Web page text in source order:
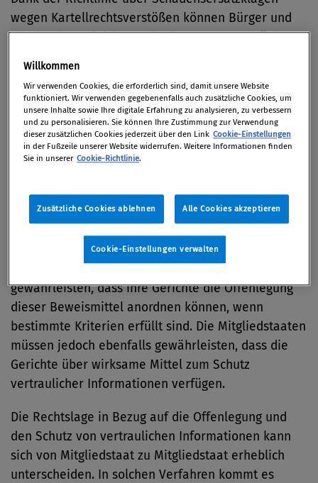
wegen Kartellrechtsverstößen können Bürger und
Unternehmen leichter Schadensersatzansprüche
Abwägung zwischen Offenlegung
und Vertraulichkeit von
Informationen
In diesen Fällen wird bei nationalen Gerichten
beantragt, die vertrauliche Informationen enthalten.
gewährleisten, dass ihre Gerichte die Offenlegung
dieser Beweismittel anordnen können, wenn
bestimmte Kriterien erfüllt sind. Die Mitgliedstaaten
müssen jedoch ebenfalls gewährleisten, dass die
Gerichte über wirksame Mittel zum Schutz
vertraulicher Informationen verfügen.
Die Rechtslage in Bezug auf die Offenlegung und
den Schutz von vertraulichen Informationen kann
sich von Mitgliedstaat zu Mitgliedstaat erheblich
unterscheiden. In solchen Verfahren kommt es
Willkommen
Wir verwenden Cookies, die erforderlich sind, damit unsere Website
funktioniert. Wir verwenden gegebenenfalls auch zusätzliche Cookies, um
unsere Inhalte sowie Ihre digitale Erfahrung zu analysieren, zu verbessern
und zu personalisieren. Sie können Ihre Zustimmung zur Verwendung
dieser zusätzlichen Cookies jederzeit über den Link Cookie-Einstellungen
in der Fußzeile unserer Website widerrufen. Weitere Informationen finden
Sie in unserer Cookie-Richtlinie.
Zusätzliche Cookies ablehnen Alle Cookies akzeptieren
Cookie-Einstellungen verwalten